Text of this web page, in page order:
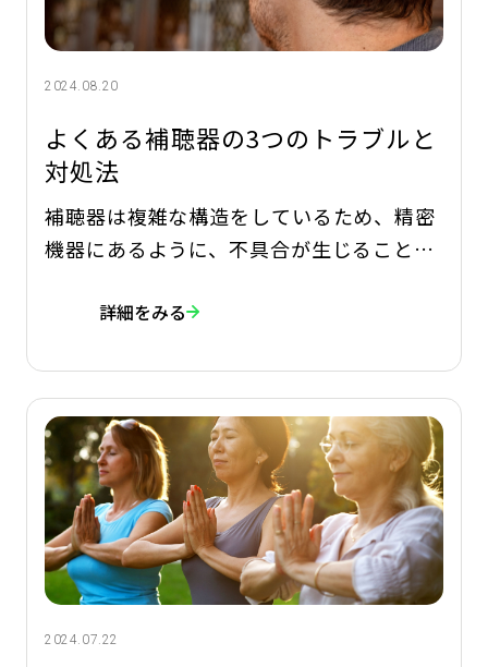
2024.08.20
よくある補聴器の3つのトラブルと
対処法
補聴器は複雑な構造をしているため、精密
機器にあるように、不具合が生じることが
に、自宅でできる簡単な手順を紹介しま
精密機器でよくあるように、不具合が生じ
ることがあります。それでもあきらめる必
要はありません。
詳細をみる
2024.07.22